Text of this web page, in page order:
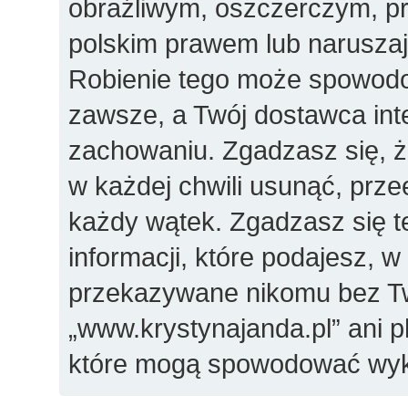
obraźliwym, oszczerczym,
polskim prawem lub
Robienie tego może
zawsze, a Twój dostawca
zachowaniu. Zgadzasz się,
w każdej chwili usunąć,
każdy wątek. Zgadzasz się
informacji, które podajesz,
przekazywane nikomu bez
„www.krystynajanda.pl” ani
które mogą spowodować